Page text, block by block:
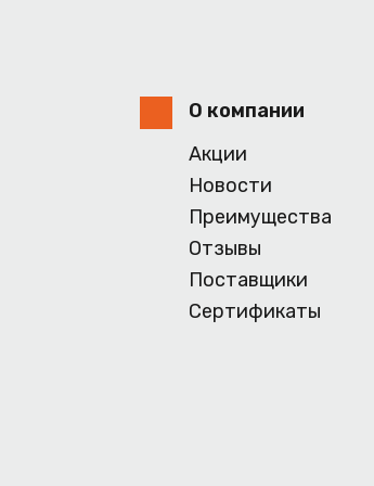
О компании
Акции
Новости
Преимущества
Отзывы
Поставщики
Сертификаты